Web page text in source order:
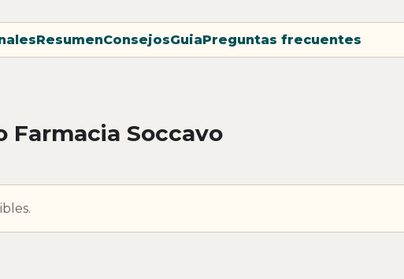
ResumenConsejosGuiaPreguntas frecuentes
Farmacia Soccavo